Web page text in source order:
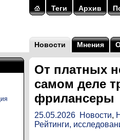
Теги Архив
Новости Мнения
От платных
самом деле
фрилансеры
25.05.2026 Новости,
Рейтинги,